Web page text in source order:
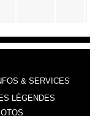
& SERVICES
LÉGENDES